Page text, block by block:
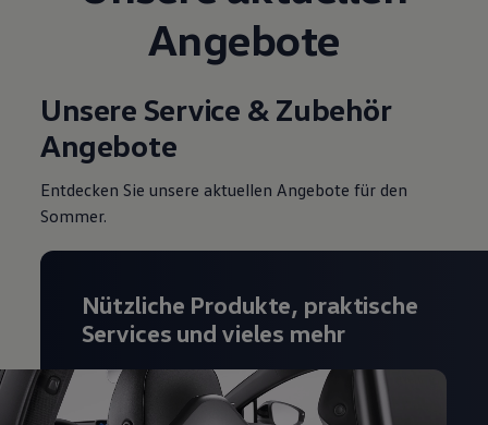
Angebote
Unsere Service & Zubehör
Angebote
Entdecken Sie unsere aktuellen Angebote für den
Sommer.
Nützliche Produkte, praktische
Services und vieles mehr